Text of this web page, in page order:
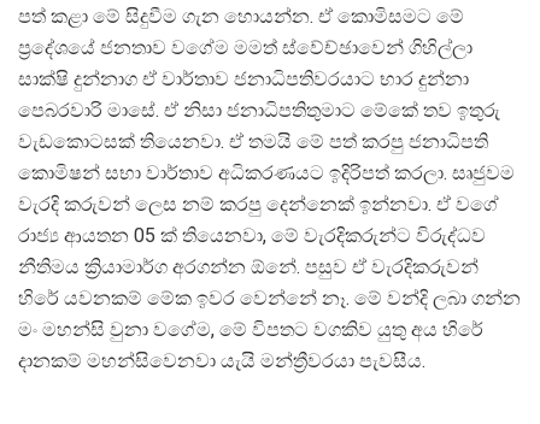
පත් කළා මේ සිදුවීම ගැන හොයන්න. ඒ කොමිසමට මේ
ප්‍රදේශයේ ජනතාව වගේම මමත් ස්වේච්ඡාවෙන් ගිහිල්ලා
සාක්ෂි දුන්නාග ඒ වාර්තාව ජනාධිපතිවරයාට භාර දුන්නා
පෙබරවාරි මාසේ. ඒ නිසා ජනාධිපතිතුමාට මේකේ තව ඉතුරු
වැඩකොටසක් තියෙනවා. ඒ තමයි මේ පත් කරපු ජනාධිපති
කොමිෂන් සභා වාර්තාව අධිකරණයට ඉදිරිපත් කරලා. සෘජුවම
වැරදි කරුවන් ලෙස නම් කරපු දෙන්නෙක් ඉන්නවා. ඒ වගේ
රාජ්‍ය ආයතන 05 ක් තියෙනවා, මේ වැරදිකරුන්ට විරුද්ධව
නීතිමය ක්‍රියාමාර්ග අරගන්න ඕනේ. පසුව ඒ වැරදිකරුවන්
හිරේ යවනකම් මේක ඉවර වෙන්නේ නෑ. මේ වන්දි ලබා ගන්න
මං මහන්සි වුනා වගේම, මේ විපතට වගකිව යුතු අය හිරේ
දානකම් මහන්සිවෙනවා යැයි මන්ත්‍රීවරයා පැවසීය.